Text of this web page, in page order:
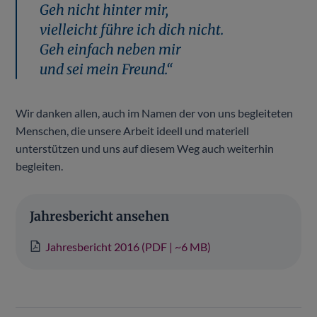
Geh nicht hinter mir,
vielleicht führe ich dich nicht.
Geh einfach neben mir
und sei mein Freund.
Wir danken allen, auch im Namen der von uns begleiteten
Menschen, die unsere Arbeit ideell und materiell
unterstützen und uns auf diesem Weg auch weiterhin
begleiten.
Jahresbericht ansehen
Jahresbericht 2016 (PDF | ~6 MB)